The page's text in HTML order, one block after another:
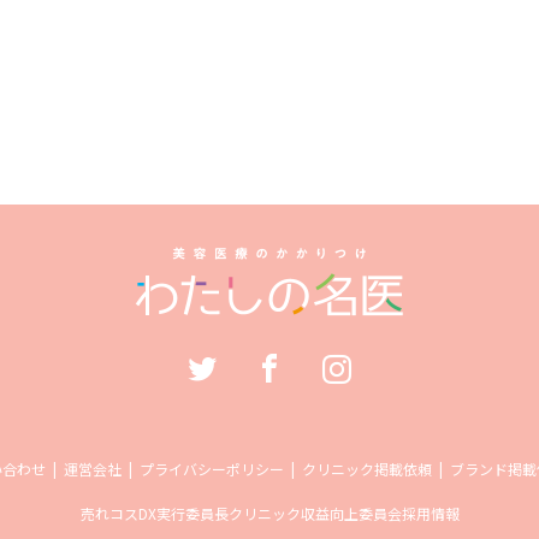
わせ 運営会社 プライバシーポリシー クリニック掲載依頼 ブランド掲
売れコスDX実行委員長クリニック収益向上委員会採用情報